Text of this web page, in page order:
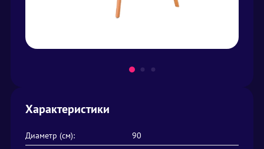
Характеристики
Диаметр (см):
90